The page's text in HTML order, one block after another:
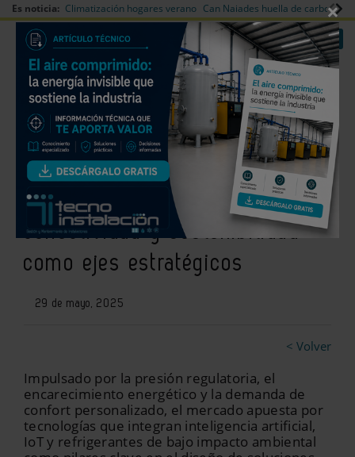
Es noticia: Climatización hogares verano Can Naiades huella de carbono
Redes Sociales Es noticia Login empresas Registro
Transformación en el sector de
la climatización: eficiencia,
conectividad y sostenibilidad
como ejes estratégicos
29 de mayo, 2025
< Volver
Impulsado por la presión regulatoria, el
encarecimiento energético y la demanda de
confort personalizado, el mercado apuesta por
tecnologías que integran inteligencia artificial,
IoT y refrigerantes de bajo impacto ambiental
×